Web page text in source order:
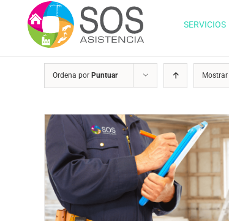
contenido
SERVICIOS
Ordena por Puntuar Mostrar